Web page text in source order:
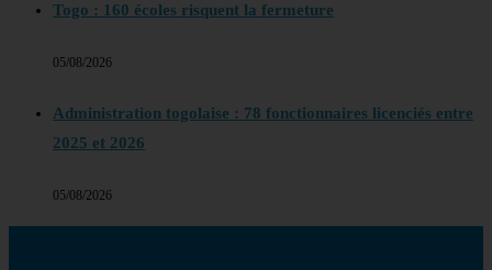
Togo : 160 écoles risquent la fermeture
05/08/2026
Administration togolaise : 78 fonctionnaires licenciés entre
2025 et 2026
05/08/2026